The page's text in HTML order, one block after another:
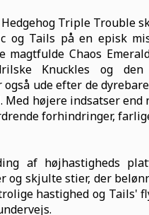
Hedgehog Triple Trouble
og Tails på en episk
magtfulde Chaos
Knuckles og
også ude efter de
Med højere indsatser end
forhindringer,
af højhastigheds
og skjulte stier, der
hastighed og Tails'